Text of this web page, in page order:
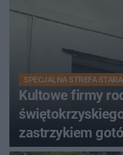
SPECJALNA STREFA
Kultowe firmy
zastrzykiem